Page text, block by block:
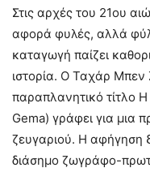
Στις αρχές του 21ου
αφορά φυλές, αλλά
καταγωγή παίζει
ιστορία. Ο Ταχάρ
παραπλανητικό τίτλο Η
Gema) γράφει για μια
ζευγαριού. Η αφήγηση
διάσημο ζωγράφο-